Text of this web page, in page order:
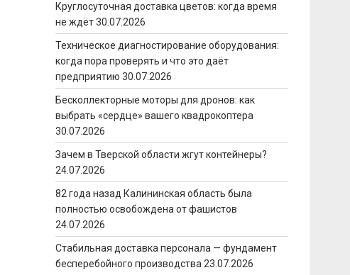
Круглосуточная доставка цветов: когда время
не ждёт 30.07.2026
Техническое диагностирование оборудования:
когда пора проверять и что это даёт
предприятию 30.07.2026
Бесколлекторные моторы для дронов: как
выбрать «сердце» вашего квадрокоптера
30.07.2026
Зачем в Тверской области жгут контейнеры?
24.07.2026
82 года назад Калининская область была
полностью освобождена от фашистов
24.07.2026
Стабильная доставка персонала — фундамент
бесперебойного производства 23.07.2026